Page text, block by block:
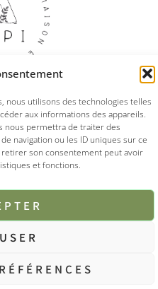
nous utilisons des technologies telles
aux informations des appareils.
nous permettra de traiter des
navigation ou les ID uniques sur ce
son consentement peut avoir
et fonctions.
boutique
de confidentialités